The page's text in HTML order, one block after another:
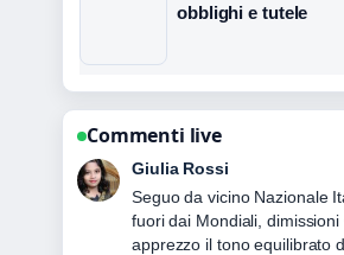
obblighi e tutele
Commenti live
Giulia Rossi
Seguo da vicino Nazionale
fuori dai Mondiali,
apprezzo il tono equilibrato